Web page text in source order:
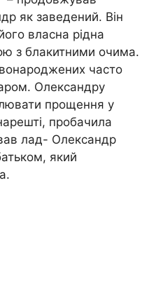
як заведений. Він
власна рідна
з блакитними очима.
часто
Олександру
прощення у
пробачила
лад- Олександр
який